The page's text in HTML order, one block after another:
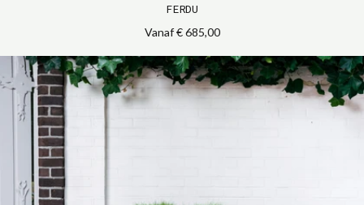
FERDU
Vanaf€ 685,00